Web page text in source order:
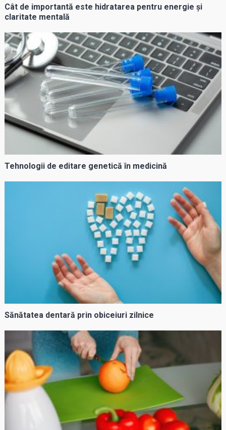
Cât de importantă este hidratarea pentru energie și
claritate mentală
Tehnologii de editare genetică în medicină
Sănătatea dentară prin obiceiuri zilnice